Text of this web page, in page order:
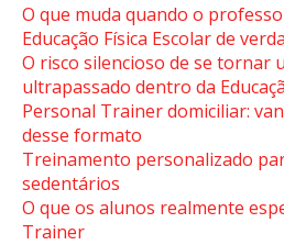
O que muda quando o
Educação Física Escolar de
O risco silencioso de se tornar
ultrapassado dentro da
Personal Trainer domiciliar:
desse formato
Treinamento personalizado
sedentários
O que os alunos realmente
Trainer